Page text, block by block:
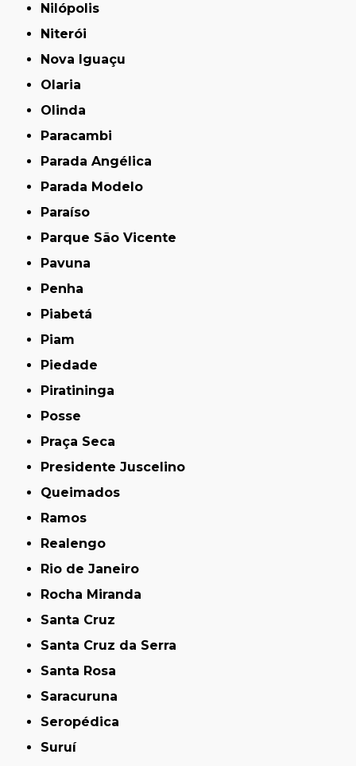
Nilópolis
Niterói
Nova Iguaçu
Olaria
Olinda
Paracambi
Parada Angélica
Parada Modelo
Paraíso
Parque São Vicente
Pavuna
Penha
Piabetá
Piam
Piedade
Piratininga
Posse
Praça Seca
Presidente Juscelino
Queimados
Ramos
Realengo
Rio de Janeiro
Rocha Miranda
Santa Cruz
Santa Cruz da Serra
Santa Rosa
Saracuruna
Seropédica
Suruí